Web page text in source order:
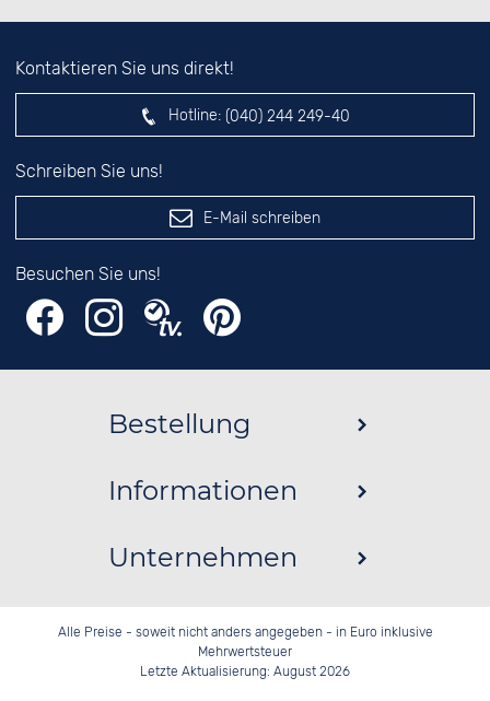
Kontaktieren Sie uns direkt!
Hotline: (040) 244 249-40
Schreiben Sie uns!
E-Mail schreiben
Besuchen Sie uns!
Bestellung
Informationen
Unternehmen
Alle Preise - soweit nicht anders angegeben - in Euro inklusive
Mehrwertsteuer
Letzte Aktualisierung: August 2026